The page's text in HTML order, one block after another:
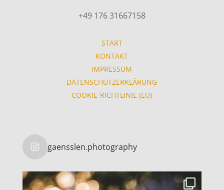
+49 176 31667158
START
KONTAKT
IMPRESSUM
DATENSCHUTZERKLÄRUNG
COOKIE-RICHTLINIE (EU)
gaensslen.photography